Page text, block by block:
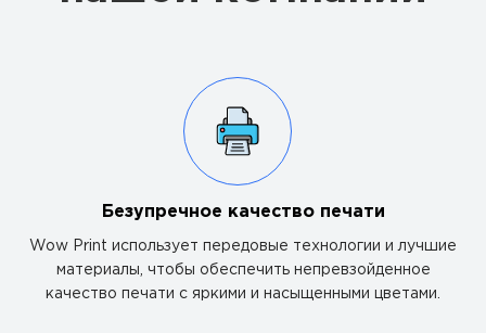
Безупречное качество печати
Wow Print использует передовые технологии и лучшие
материалы, чтобы обеспечить непревзойденное
качество печати с яркими и насыщенными цветами.